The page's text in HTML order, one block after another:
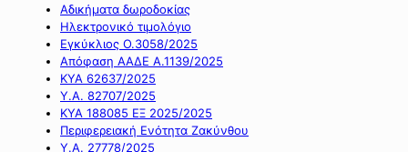
Αδικήματα δωροδοκίας
Ηλεκτρονικό τιμολόγιο
Εγκύκλιος Ο.3058/2025
Απόφαση ΑΑΔΕ Α.1139/2025
ΚΥΑ 62637/2025
Υ.Α. 82707/2025
ΚΥΑ 188085 ΕΞ 2025/2025
Περιφερειακή Ενότητα Ζακύνθου
Υ.Α. 27778/2025